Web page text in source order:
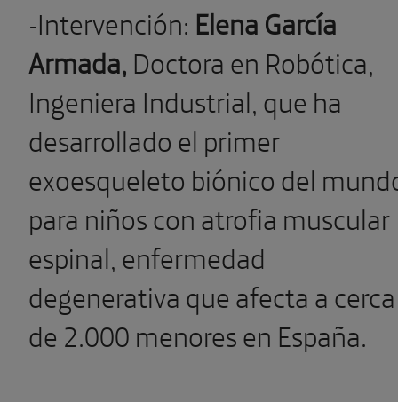
-Intervención: Elena García
Armada, Doctora en Robótica,
Ingeniera Industrial, que ha
desarrollado el primer
exoesqueleto biónico del
para niños con atrofia muscular
espinal, enfermedad
degenerativa que afecta a cerca
de 2.000 menores en España.